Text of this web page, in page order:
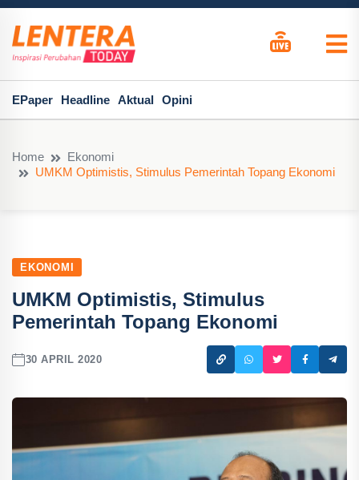
EPaper Headline Aktual Opini
Home
Ekonomi
UMKM Optimistis, Stimulus Pemerintah Topang Ekonomi
EKONOMI
UMKM Optimistis, Stimulus
Pemerintah Topang Ekonomi
30 APRIL 2020